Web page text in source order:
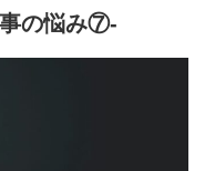
の悩み⑦‐